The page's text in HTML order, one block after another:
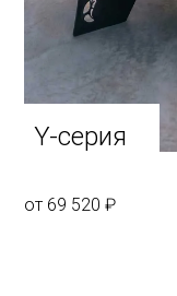
Y-серия
от 69 520 ₽